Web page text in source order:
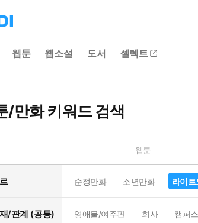
웹툰 웹소설 도서 셀렉트
/만화 키워드 검색
웹툰
순정만화 소년만화 라이트
/관계 (공통) 영애물/여주판 회사 캠퍼스